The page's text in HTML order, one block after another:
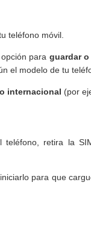
teléfono móvil.
para guardar
el modelo de tu
internacional (por
teléfono, retira la
para que